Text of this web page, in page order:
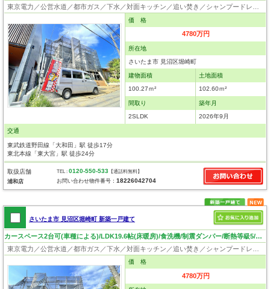
価 格
4780万円
所在地
さいたま市 見沼区堀崎町
建物面積
100.27ｍ²
土地面積
102.60ｍ²
間取り
2SLDK
築年月
2026年9月
交通
東武鉄道野田線「大和田」駅 徒歩17分
東北本線「東大宮」駅 徒歩24分
取扱店舗
浦和店
TEL :0120-550-533 【通話料無料】
お問い合わせ物件番号：18226042704
さいたま市 見沼区堀崎町 新築一戸建て
カースペース2台可(車種による)/LDK19.6帖(床暖房)/食洗機/制震ダンパー/断熱等級5/ロフト4.9帖/住環境良好
価 格
4780万円